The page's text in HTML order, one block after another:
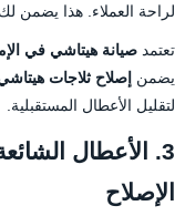
لراحة العملاء. هذا يضمن لك
تعتمد صيانة هيتاشي في
يضمن إصلاح ثلاجات
لتقليل الأعطال المستقبلية.
3. الأعطال
الإصلاح